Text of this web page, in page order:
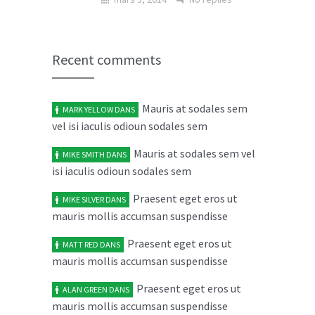
MAR
04
FÉV
Cras elit ligula scelerisque
accumsan tristique quis
février 4, 2014 No replies
03
FÉV
Maecenas risus metus malesuada
ut libero in
JAN
Aenean vel dolor volutpat
sollicitudin neque rhon
janvier 5, 2014 No replies
Recent comments
MARK YELLOW DANS
Mauris at sodales sem
vel isi iaculis odioun sodales sem
MIKE SMITH DANS
Mauris at sodales sem vel
isi iaculis odioun sodales sem
MIKE SILVER DANS
Praesent eget eros ut
mauris mollis accumsan suspendisse
MATT RED DANS
Praesent eget eros ut
mauris mollis accumsan suspendisse
ALAN GREEN DANS
Praesent eget eros ut
mauris mollis accumsan suspendisse